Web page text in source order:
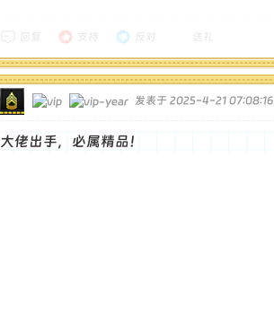
发表于 2025-4-21 07:08:16
大佬出手，必属精品！